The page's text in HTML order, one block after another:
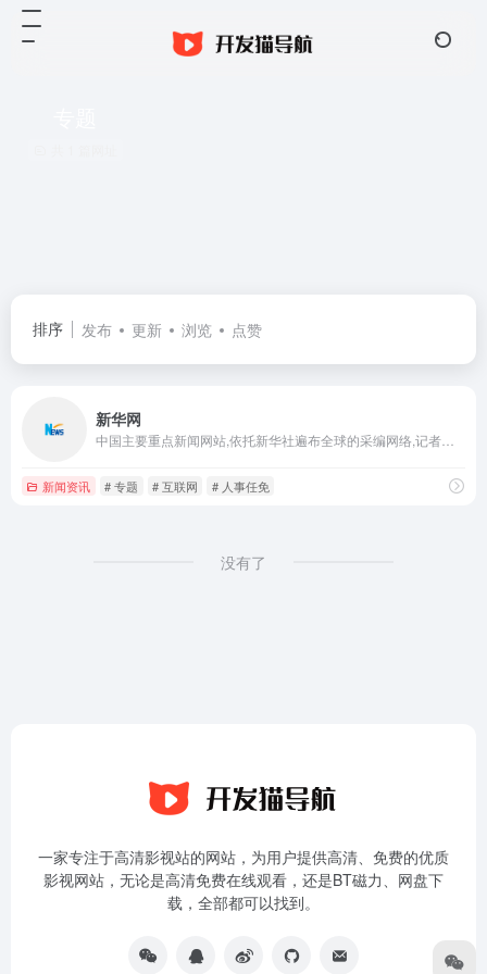
排序 发布 更新 浏览 点赞
新华网
新闻资讯 # 专题 # 互联网 # 人事任免
没有了
一家专注于高清影视站的网站，为用户提供高清、免费的优质
影视网站，无论是高清免费在线观看，还是BT磁力、网盘下
载，全部都可以找到。